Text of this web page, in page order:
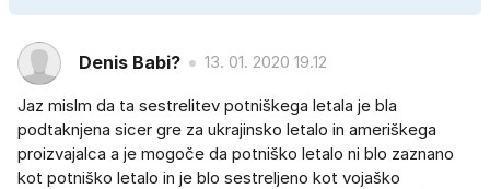
Denis Babi? 13. 01. 2020 19.12
Jaz mislm da ta sestrelitev potniškega letala je bla
podtaknjena sicer gre za ukrajinsko letalo in ameriškega
proizvajalca a je mogoče da potniško letalo ni blo zaznano
kot potniško letalo in je blo sestreljeno kot vojaško